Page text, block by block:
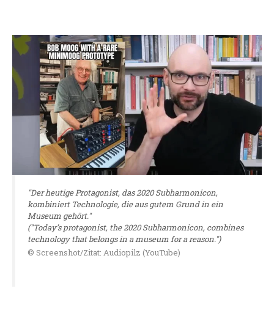
"Der heutige Protagonist, das 2020 Subharmonicon,
kombiniert Technologie, die aus gutem Grund in ein
Museum gehört."
("Today’s protagonist, the 2020 Subharmonicon, combines
technology that belongs in a museum for a reason.")
© Screenshot/Zitat: Audiopilz (YouTube)